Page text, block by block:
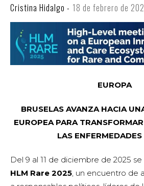
Cristina Hidalgo - 18 de febrero de
EUROPA
BRUSELAS AVANZA HACIA
EUROPEA PARA
LAS ENFERMEDADES
Del 9 al 11 de diciembre de 2025
HLM Rare 2025, un encuentro de